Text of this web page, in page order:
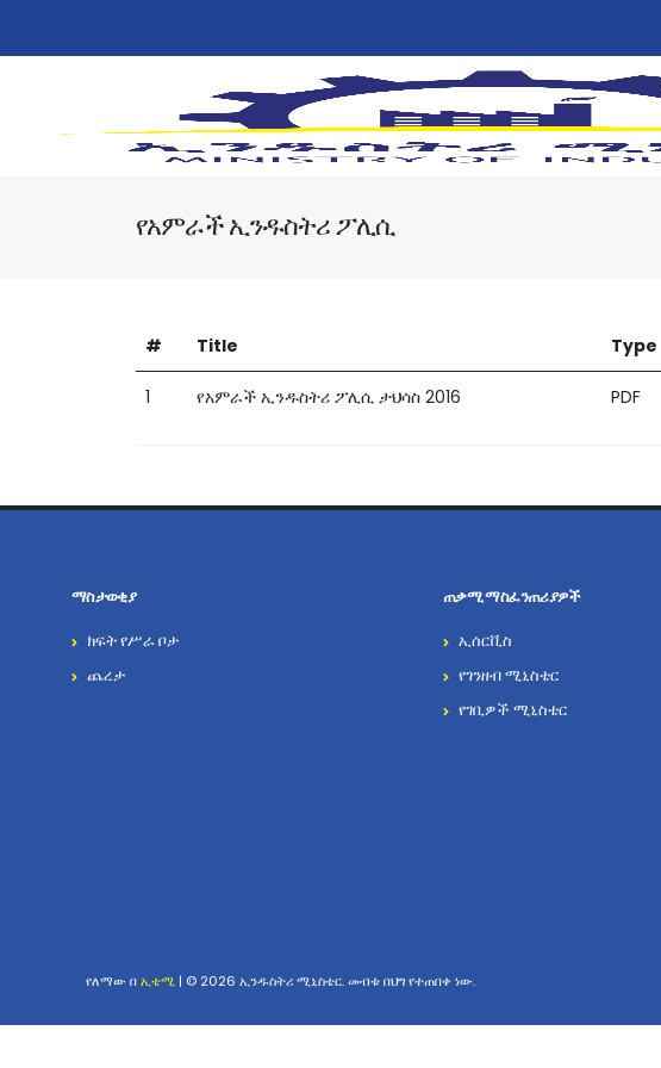
የአምራች ኢንዱስትሪ ፖሊሲ
# Title Type
1 የአምራች ኢንዱስትሪ ፖሊሲ ታህሳስ 2016 PDF
ማስታወቂያ
ክፍት የሥራ ቦታ
ጨረታ
ጠቃሚ ማስፈንጠሪያዎች
ኢሰርቪስ
የገንዘብ ሚኒስቴር
የገቢዎች ሚኒስቴር
የለማው በኢቴሚ | © 2026 ኢንዱስትሪ ሚኒስቴር. መብቱ በህግ የተጠበቀ ነው.